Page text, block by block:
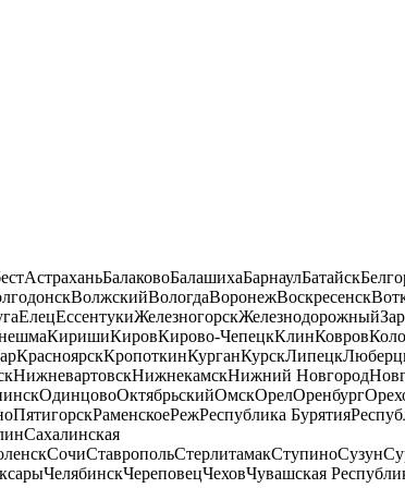
АстраханьБалаковоБалашихаБарнаулБатайск
ВолжскийВологдаВоронежВоскресенск
ЕлецЕссентукиЖелезногорскЖелезнодорожный
КиришиКировКирово-ЧепецкКлинКовров
КрасноярскКропоткинКурганКурскЛипецк
НижневартовскНижнекамскНижний Новгород
ОдинцовоОктябрьскийОмскОрелОренбург
ПятигорскРаменскоеРежРеспублика Бурятия
Сахалинская
СочиСтавропольСтерлитамакСтупиноСузун
ЧелябинскЧереповецЧеховЧувашская